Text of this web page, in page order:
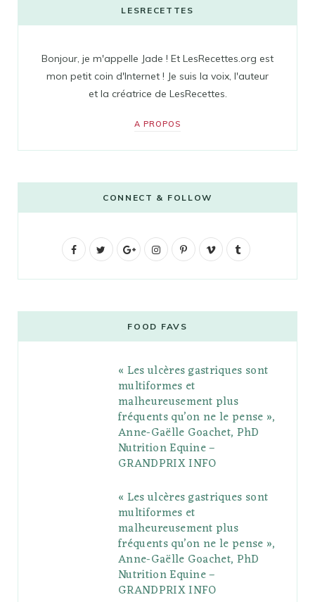
LESRECETTES
Bonjour, je m'appelle Jade ! Et LesRecettes.org est
mon petit coin d'Internet ! Je suis la voix, l'auteur
et la créatrice de LesRecettes.
A PROPOS
CONNECT & FOLLOW
F
b
t
G
g
l
e
P
l
s
I
t
a
g
r
a
m
P
e
r
e
s
V
o
l
r
FOOD FAVS
« Les ulcères gastriques sont
multiformes et
malheureusement plus
fréquents qu’on ne le pense »,
Anne-Gaëlle Goachet, PhD
Nutrition Equine –
GRANDPRIX INFO
« Les ulcères gastriques sont
multiformes et
malheureusement plus
fréquents qu’on ne le pense »,
Anne-Gaëlle Goachet, PhD
Nutrition Equine –
GRANDPRIX INFO